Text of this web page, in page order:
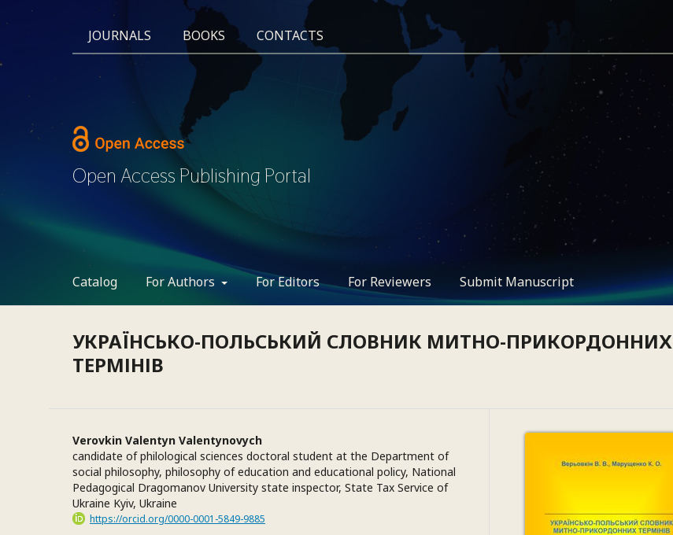
Open Access Publishing Portal
Catalog For Authors For Editors For Reviewers Submit Manuscript
JOURNALS BOOKS CONTACTS
УКРАЇНСЬКО-ПОЛЬСЬКИЙ СЛОВНИК МИТНО-ПРИКОРДОННИХ
ТЕРМІНІВ
Verovkin Valentyn Valentynovych
candidate of philological sciences doctoral student at the Department of
social philosophy, philosophy of education and educational policy, National
Pedagogical Dragomanov University state inspector, State Tax Service of
Ukraine Kyiv, Ukraine
https://orcid.org/0000-0001-5849-9885